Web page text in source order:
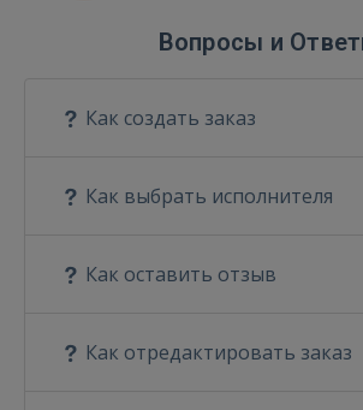
Вопросы и
Как создать заказ
Как выбрать исполнителя
Как оставить отзыв
Как отредактировать заказ